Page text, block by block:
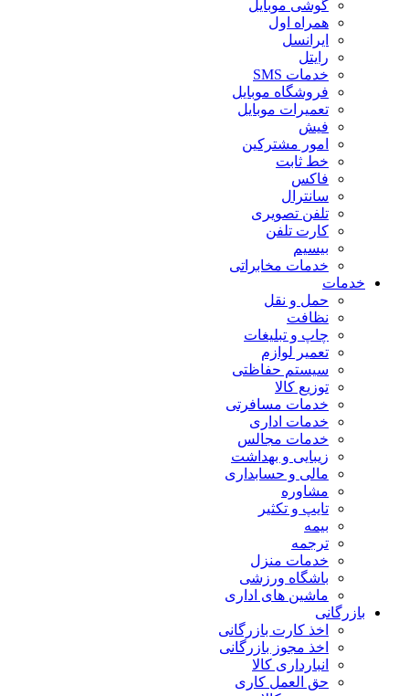
گوشی موبایل
همراه اول
ایرانسل
رایتل
خدمات SMS
فروشگاه موبایل
تعمیرات موبایل
فیش
امور مشترکین
خط ثابت
فاکس
سانترال
تلفن تصویری
کارت تلفن
بیسیم
خدمات مخابراتی
خدمات
حمل و نقل
نظافت
چاپ و تبلیغات
تعمیر لوازم
سیستم حفاظتی
توزیع کالا
خدمات مسافرتی
خدمات اداری
خدمات مجالس
زیبایی و بهداشت
مالی و حسابداری
مشاوره
تایپ و تکثیر
بیمه
ترجمه
خدمات منزل
باشگاه ورزشی
ماشین های اداری
بازرگانی
اخذ کارت بازرگانی
اخذ مجوز بازرگانی
انبارداری کالا
حق العمل کاری